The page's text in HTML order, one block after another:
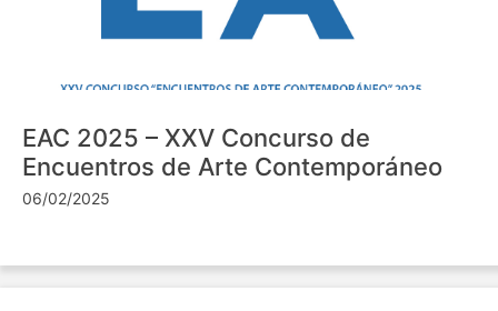
EAC 2025 – XXV Concurso de
Encuentros de Arte Contemporáneo
06/02/2025